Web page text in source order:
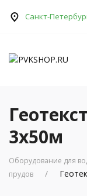
Санкт-
3x50м
Оборудование для
прудов